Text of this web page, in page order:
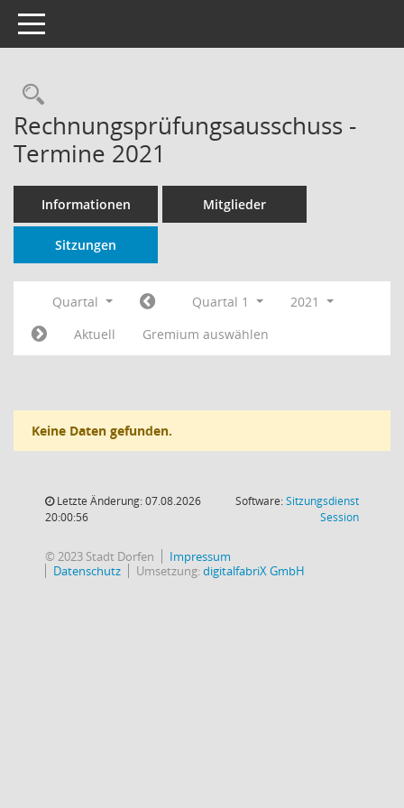
Toggle navigation
Rechercheauswahl
Rechnungsprüfungsausschuss -
Termine 2021
Informationen Mitglieder
Sitzungen
Quartal Quartal 1
2021
Aktuell
Gremium auswählen
Keine Daten gefunden.
Letzte Änderung: 07.08.2026
20:00:56
Software:Sitzungsdienst
Session(Wird in
© 2023 Stadt Dorfen
Impressum
Datenschutz
Umsetzung:digitalfabriX GmbH